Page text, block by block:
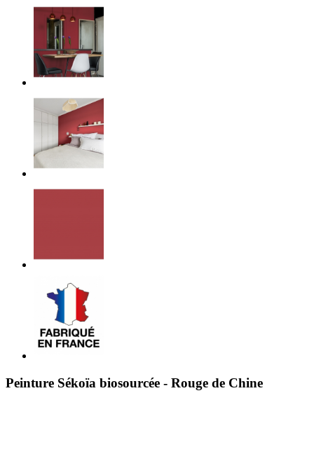
Peinture Sékoïa biosourcée - Rouge de Chine